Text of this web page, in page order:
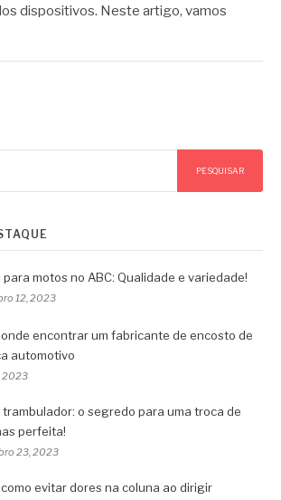
dispositivos. Neste artigo, vamos
PESQUISAR
para motos no ABC: Qualidade e variedade!
12, 2023
encontrar um fabricante de encosto de
automotivo
2023
trambulador: o segredo para uma troca de
perfeita!
23, 2023
evitar dores na coluna ao dirigir